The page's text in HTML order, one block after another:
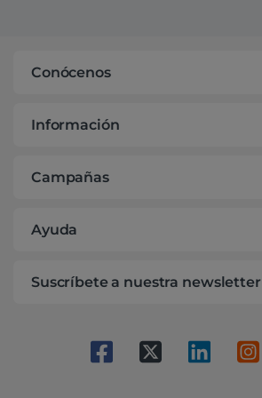
Conócenos
Información
Campañas
Ayuda
Suscríbete a nuestra newsletter